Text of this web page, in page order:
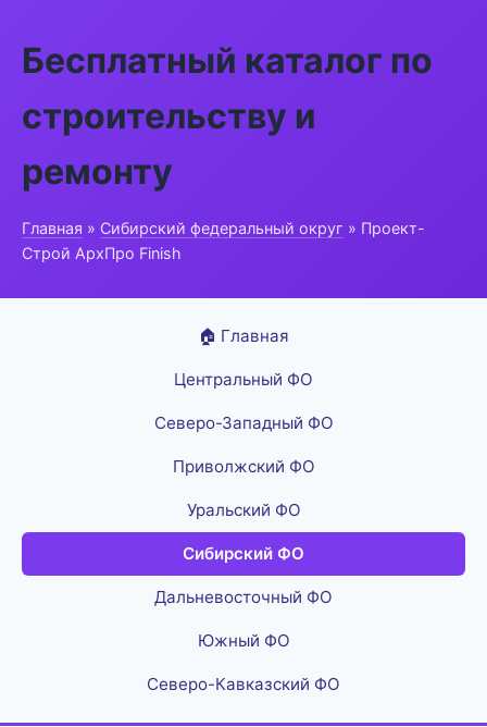
Бесплатный каталог по
строительству и
ремонту
Главная » Сибирский федеральный округ » Проект-
Строй АрхПро Finish
🏠 Главная
Центральный ФО
Северо-Западный ФО
Приволжский ФО
Уральский ФО
Сибирский ФО
Дальневосточный ФО
Южный ФО
Северо-Кавказский ФО